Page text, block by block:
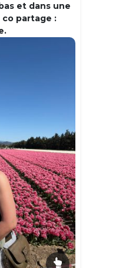
et dans une
partage :